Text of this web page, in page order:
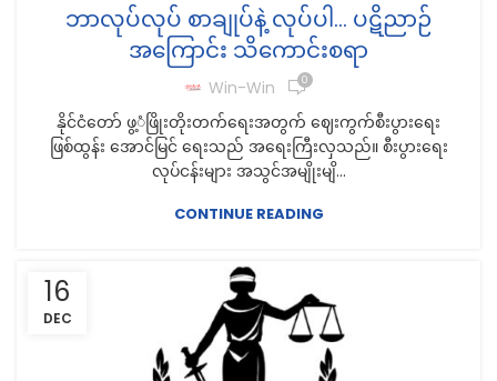
ဘာလုပ်လုပ် စာချုပ်နဲ့ လုပ်ပါ… ပဋိညာဉ်
အကြောင်း သိကောင်းစရာ
Win-Win 0
နိုင်ငံတော် ဖွ့ံဖြိုးတိုးတက်ရေးအတွက် ဈေးကွက်စီးပွားရေး
ဖြစ်ထွန်း အောင်မြင် ရေးသည် အရေးကြီးလှသည်။ စီးပွားရေး
လုပ်ငန်းများ အသွင်အမျိုးမျိ...
CONTINUE READING
16
DEC